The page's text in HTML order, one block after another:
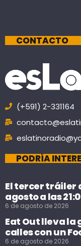
CONTACTO
(+591) 2-331164
PODRÍA
El tercer tráiler
agosto a las
6 de agosto de 2026
Eat Out lleva
calles con un
6 de agosto de 2026